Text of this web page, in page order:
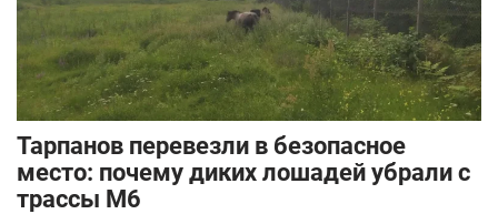
Тарпанов перевезли в безопасное
место: почему диких лошадей убрали с
трассы М6